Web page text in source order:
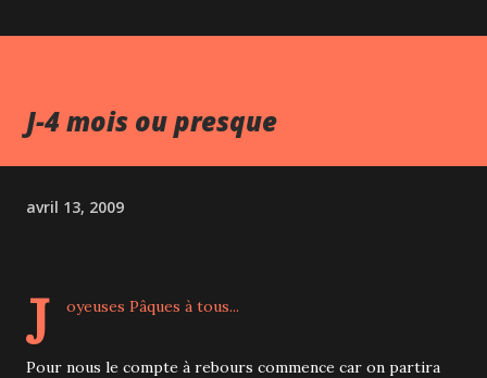
J-4 mois ou presque
avril 13, 2009
J oyeuses Pâques à tous...
Pour nous le compte à rebours commence car on partira